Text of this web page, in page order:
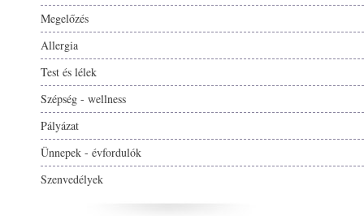
Megelőzés
Allergia
Test és lélek
Szépség - wellness
Pályázat
Ünnepek - évfordulók
Szenvedélyek